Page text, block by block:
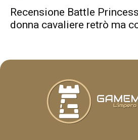
Recensione Battle
donna cavaliere retrò ma